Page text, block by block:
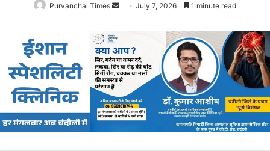
Purvanchal Times
SendJuly 7, 2026 1 minute read